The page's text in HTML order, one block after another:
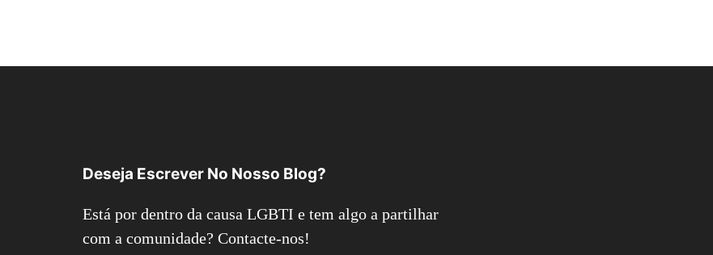
Deseja Escrever No Nosso Blog?
Está por dentro da causa LGBTI e tem algo a partilhar
com a comunidade? Contacte-nos!